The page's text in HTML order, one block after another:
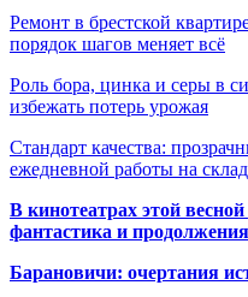
Ремонт в брестской
порядок шагов меняет всё
Роль бора, цинка и серы в
избежать потерь урожая
Стандарт качества:
ежедневной работы на
В кинотеатрах этой
фантастика и
Барановичи: очертания